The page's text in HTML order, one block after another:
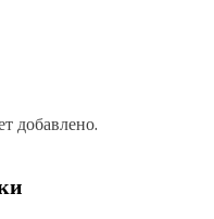
добавлено.